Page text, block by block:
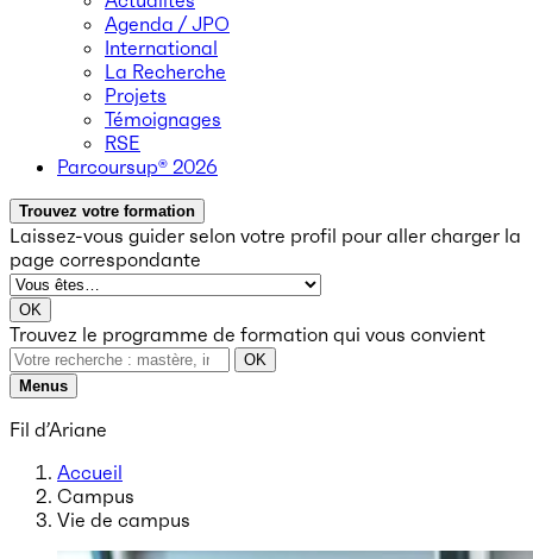
Agenda / JPO
International
La Recherche
Projets
Témoignages
RSE
Parcoursup® 2026
Trouvez votre formation
Laissez-vous guider selon votre profil pour aller charger la
page correspondante
OK
Trouvez le programme de formation qui vous convient
OK
Menus
Fil d’Ariane
Accueil
Campus
Vie de campus